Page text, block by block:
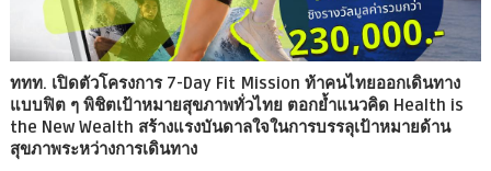
ททท. เปิดตัวโครงการ 7-Day Fit Mission ท้าคนไทยออกเดินทาง
แบบฟิต ๆ พิชิตเป้าหมายสุขภาพทั่วไทย ตอกย้ำแนวคิด Health is
the New Wealth สร้างแรงบันดาลใจในการบรรลุเป้าหมายด้าน
สุขภาพระหว่างการเดินทาง